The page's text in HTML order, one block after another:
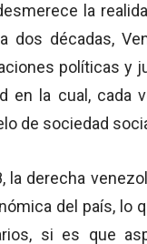
la
dos décadas,
políticas y
en la cual, cada
de sociedad
la derecha
del país, lo
si es que